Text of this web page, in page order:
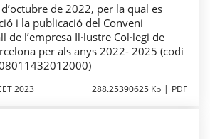
d’octubre de 2022, per la qual es
i la publicació del Conveni
de l’empresa Il·lustre Col·legi de
per als anys 2022- 2025 (codi
2023 288.25390625 Kb PDF